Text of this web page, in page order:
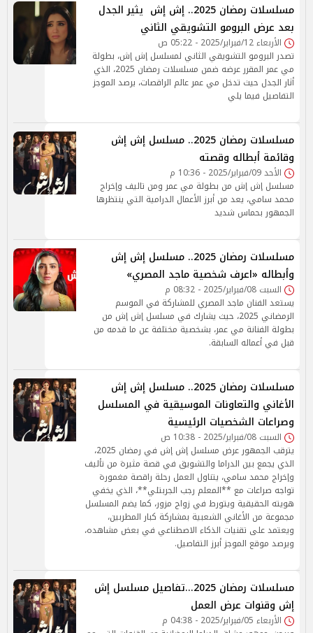
مسلسلات رمضان 2025.. إش إش يثير الجدل
بعد عرض البرومو التشويقي الثاني
الأربعاء 12/فبراير/2025 - 05:22 ص
تصدر البرومو التشويقي الثاني لمسلسل إش إش، بطولة
مي عمر المقرر عرضه ضمن مسلسلات رمضان 2025، الذي
أثار الجدل حيث تدخل مي عمر عالم الراقصات، يرصد الموجز
التفاصيل فيما يلي
مسلسلات رمضان 2025.. مسلسل إش إش
وقائمة أبطاله وقصته
الأحد 09/فبراير/2025 - 10:36 م
مسلسل إش إش من بطولة مي عمر ومن تاليف وإخراج
محمد سامي، يعد من أبرز الأعمال الدرامية التي ينتظرها
الجمهور بحماس شديد
مسلسلات رمضان 2025.. مسلسل إش إش
وأبطاله «اعرف شخصية ماجد المصري»
السبت 08/فبراير/2025 - 08:32 م
يستعد الفنان ماجد المصري للمشاركة في الموسم
الرمضاني 2025، حيث يشارك في مسلسل إش إش من
بطولة الفنانة مي عمر، بشخصية مختلفة عن ما قدمه من
قبل في أعماله السابقة.
مسلسلات رمضان 2025.. مسلسل إش إش
الأغاني والتعاونات الموسيقية في المسلسل
وصراعات الشخصيات الرئيسية
السبت 08/فبراير/2025 - 10:38 ص
يترقب الجمهور عرض مسلسل إش إش في رمضان 2025،
الذي يجمع بين الدراما والتشويق في قصة مثيرة من تأليف
وإخراج محمد سامي، يتناول العمل رحلة راقصة مغمورة
تواجه صراعات مع **المعلم رجب الجربتلي**، الذي يخفي
هويته الحقيقية ويتورط في زواج مزور، كما يضم المسلسل
مجموعة من الأغاني الشعبية بمشاركة كبار المطربين،
ويعتمد على تقنيات الذكاء الاصطناعي في بعض مشاهده،
ويرصد موقع الموجز أبرز التفاصيل.
مسلسلات رمضان 2025...تفاصيل مسلسل إش
إش وقنوات عرض العمل
الأربعاء 05/فبراير/2025 - 04:38 م